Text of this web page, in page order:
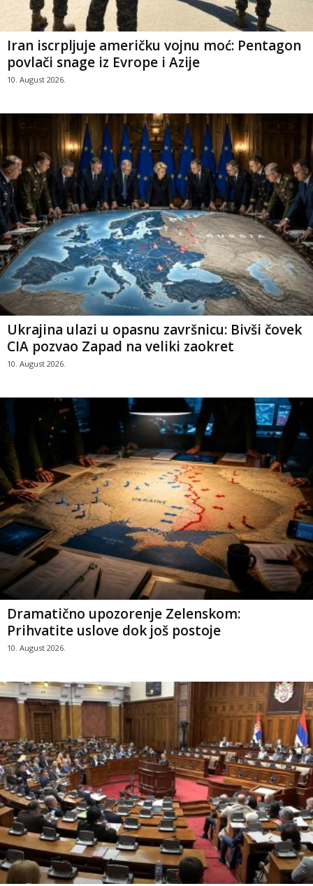
Iran iscrpljuje američku vojnu moć: Pentagon
povlači snage iz Evrope i Azije
10. August 2026.
Ukrajina ulazi u opasnu završnicu: Bivši čovek
CIA pozvao Zapad na veliki zaokret
10. August 2026.
Dramatično upozorenje Zelenskom:
Prihvatite uslove dok još postoje
10. August 2026.